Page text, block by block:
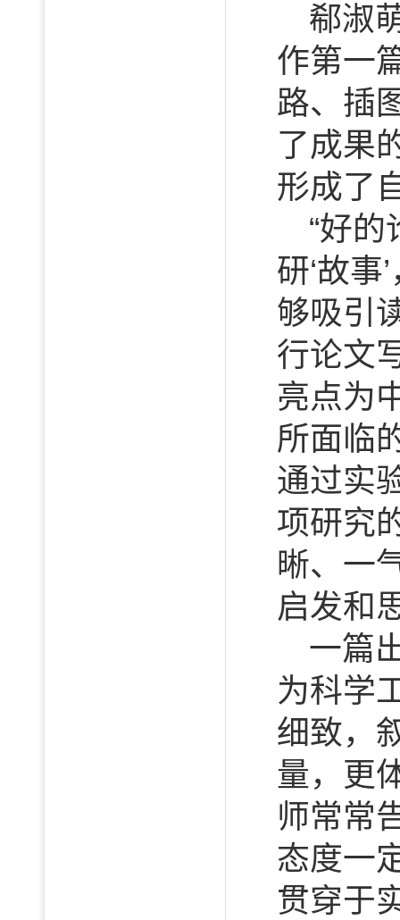
郗淑
作第一
路、插
了成果
形成了
“好
研‘故事
够吸引
行论文
亮点为
所面临
通过实
项研究
晰、一
启发和
一篇
为科学
细致，
量，更
师常常
态度一
贯穿于